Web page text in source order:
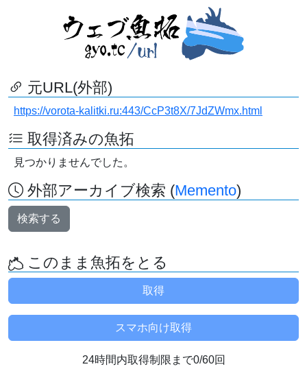
元URL(外部)
https://vorota-kalitki.ru:443/CcP3t8X/7JdZWmx.html
取得済みの魚拓
見つかりませんでした。
外部アーカイブ検索 (Memento)
検索する
このまま魚拓をとる
24時間内取得制限まで0/60回